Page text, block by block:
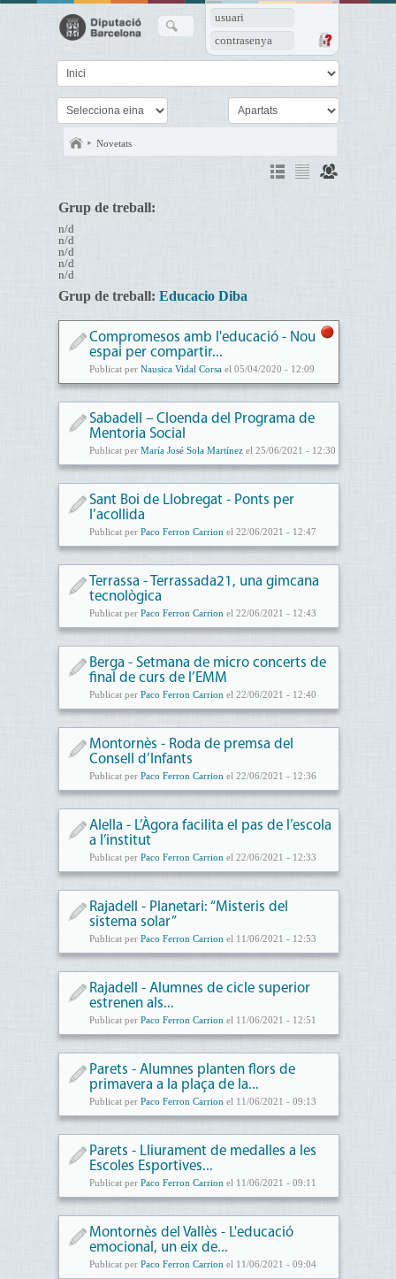
usuari
contrasenya
Novetats
Grup de treball:
n/d
n/d
n/d
n/d
n/d
Grup de treball: Educacio Diba
Compromesos amb l'educació - Nou
espai per compartir...
Publicat per Nausica Vidal Corsael 05/04/2020 - 12:09
Sabadell – Cloenda del Programa de
Mentoria Social
Publicat per María José Sola Martínezel 25/06/2021 - 12:30
Sant Boi de Llobregat - Ponts per
l’acollida
Publicat per Paco Ferron Carrion el 22/06/2021 - 12:47
Terrassa - Terrassada21, una gimcana
tecnològica
Publicat per Paco Ferron Carrion el 22/06/2021 - 12:43
Berga - Setmana de micro concerts de
final de curs de l’EMM
Publicat per Paco Ferron Carrion el 22/06/2021 - 12:40
Montornès - Roda de premsa del
Consell d’Infants
Publicat per Paco Ferron Carrion el 22/06/2021 - 12:36
Alella - L’Àgora facilita el pas de l’escola
a l’institut
Publicat per Paco Ferron Carrion el 22/06/2021 - 12:33
Rajadell - Planetari: “Misteris del
sistema solar”
Publicat per Paco Ferron Carrion el 11/06/2021 - 12:53
Rajadell - Alumnes de cicle superior
estrenen als...
Publicat per Paco Ferron Carrion el 11/06/2021 - 12:51
Parets - Alumnes planten flors de
primavera a la plaça de la...
Publicat per Paco Ferron Carrion el 11/06/2021 - 09:13
Parets - Lliurament de medalles a les
Escoles Esportives...
Publicat per Paco Ferron Carrion el 11/06/2021 - 09:11
Montornès del Vallès - L'educació
emocional, un eix de...
Publicat per Paco Ferron Carrion el 11/06/2021 - 09:04